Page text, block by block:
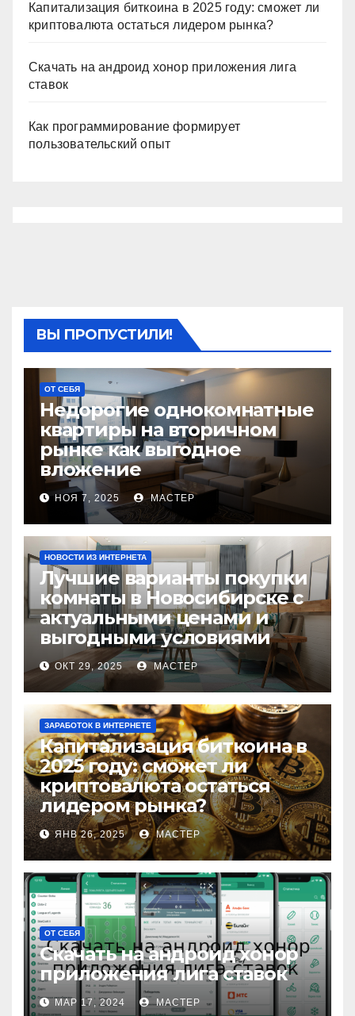
Капитализация биткоина в 2025 году: сможет ли
криптовалюта остаться лидером рынка?
Скачать на андроид хонор приложения лига
ставок
Как программирование формирует
пользовательский опыт
ВЫ ПРОПУСТИЛИ!
ОТ СЕБЯ
Недорогие однокомнатные
квартиры на вторичном
рынке как выгодное
вложение
НОЯ 7, 2025 МАСТЕР
НОВОСТИ ИЗ ИНТЕРНЕТА
Лучшие варианты покупки
комнаты в Новосибирске с
актуальными ценами и
выгодными условиями
ОКТ 29, 2025 МАСТЕР
ЗАРАБОТОК В ИНТЕРНЕТЕ
Капитализация биткоина в
2025 году: сможет ли
криптовалюта остаться
лидером рынка?
ЯНВ 26, 2025 МАСТЕР
ОТ СЕБЯ
Скачать на андроид хонор
приложения лига ставок
МАР 17, 2024 МАСТЕР